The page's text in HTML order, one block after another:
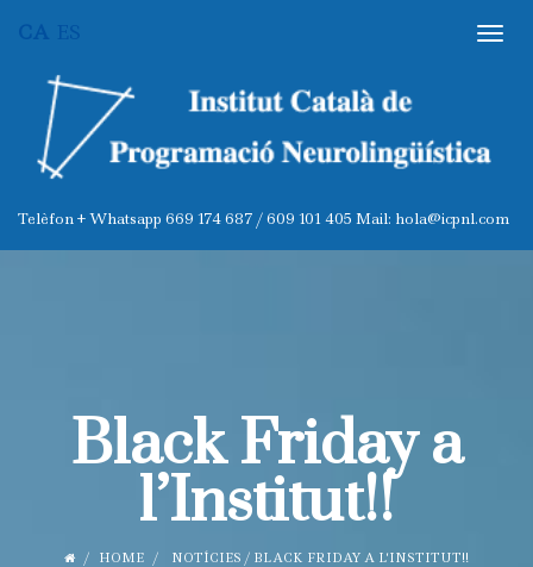
Black Friday a
l’Institut!!
HOME NOTÍCIES / BLACK FRIDAY A L’INSTITUT!!
CA ES